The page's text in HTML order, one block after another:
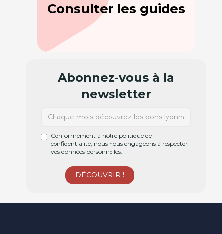
Consulter les guides
Abonnez-vous à la
newsletter
Conformément à notre politique de
confidentialité, nous nous engageons à respecter
vos données personnelles.